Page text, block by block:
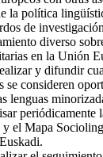
la política
de
diverso
en la Unión
y difundir
se consideren
lenguas
periódicamente
y el Mapa